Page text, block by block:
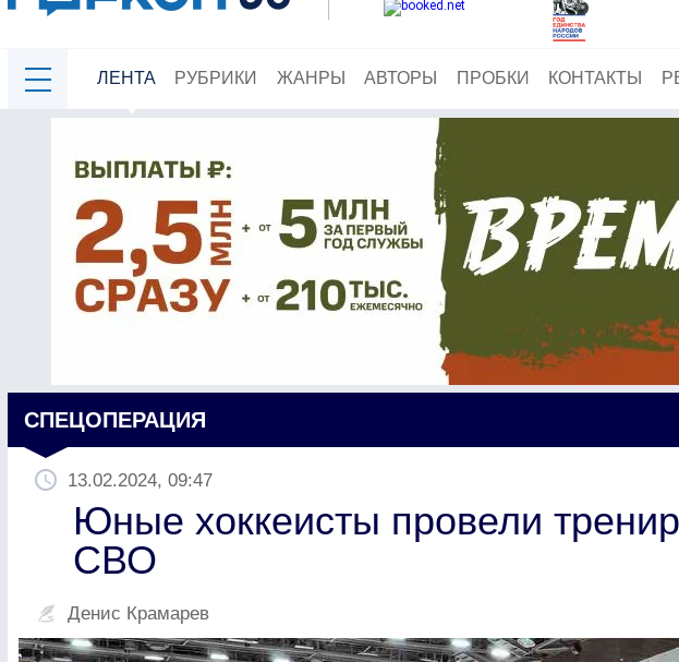
ЛЕНТА РУБРИКИ ЖАНРЫ АВТОРЫ ПРОБКИ КОНТАКТЫ
СПЕЦОПЕРАЦИЯ
13.02.2024, 09:47
Юные хоккеисты провели
СВО
Денис Крамарев